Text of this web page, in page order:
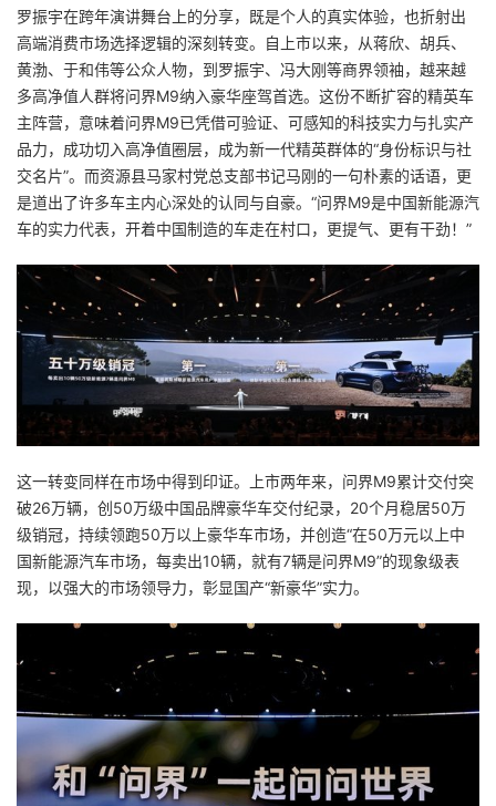
罗振宇在跨年演讲舞台上的分享，既是个人的真实体验，也折射出
高端消费市场选择逻辑的深刻转变。自上市以来，从蒋欣、胡兵、
黄渤、于和伟等公众人物，到罗振宇、冯大刚等商界领袖，越来越
多高净值人群将问界M9纳入豪华座驾首选。这份不断扩容的精英车
主阵营，意味着问界M9已凭借可验证、可感知的科技实力与扎实产
品力，成功切入高净值圈层，成为新一代精英群体的“身份标识与社
交名片”。而资源县马家村党总支部书记马刚的一句朴素的话语，更
是道出了许多车主内心深处的认同与自豪。“问界M9是中国新能源汽
车的实力代表，开着中国制造的车走在村口，更提气、更有干劲！”
这一转变同样在市场中得到印证。上市两年来，问界M9累计交付突
破26万辆，创50万级中国品牌豪华车交付纪录，20个月稳居50万
级销冠，持续领跑50万以上豪华车市场，并创造“在50万元以上中
国新能源汽车市场，每卖出10辆，就有7辆是问界M9”的现象级表
现，以强大的市场领导力，彰显国产“新豪华”实力。